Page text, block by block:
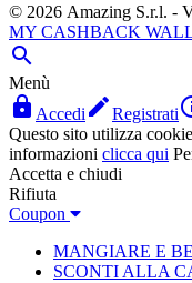
© 2026 Amazing S.r.l. -
MY CASHBACK

Menù
 Accedi Registrati
Questo sito utilizza
informazioni clicca qui
Accetta e chiudi
Rifiuta
Coupon
MANGIARE E
SCONTI ALLA